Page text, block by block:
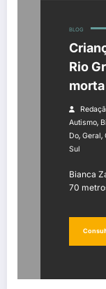
BLOG
Rio
morta
Autismo,
Do, Geral,
Sul
Bianca
70